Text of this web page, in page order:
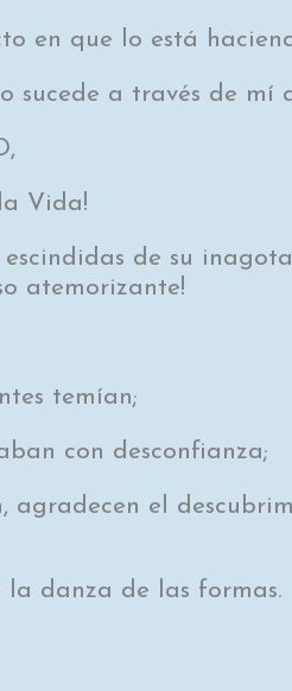
en que lo está
sucede a través de mí
Vida!
escindidas de su
atemorizante!
temían;
con desconfianza;
agradecen el
danza de las formas.